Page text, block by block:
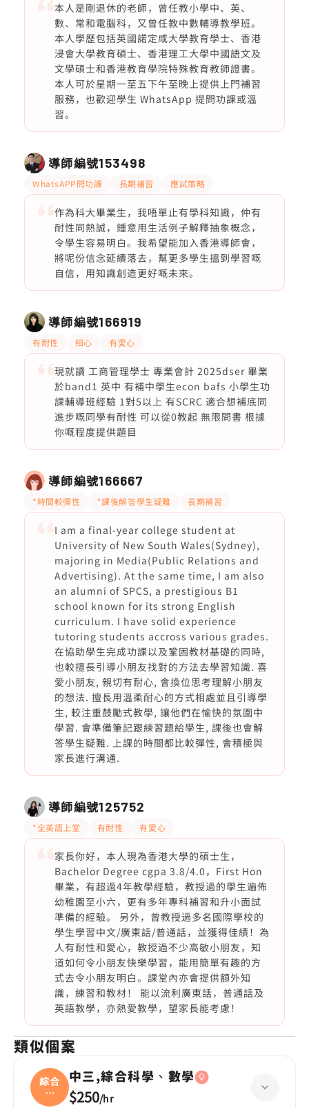
本人是剛退休的老師，曾任教小學中、英、
數、常和電腦科，又曾任教中數輔導教學班。
本人學歷包括英國諾定咸大學教育學士、香港
浸會大學教育碩士、香港理工大學中國語文及
文學碩士和香港教育學院特殊教育教師證書。
本人可於星期一至五下午至晚上提供上門補習
服務，也歡迎學生 WhatsApp 提問功課或溫
習。
導師編號153498
WhatsAPP問功課 長期補習 應試策略
作為科大畢業生，我唔單止有學科知識，仲有
耐性同熱誠，鍾意用生活例子解釋抽象概念，
令學生容易明白。我希望能加入香港導師會，
將呢份信念延續落去，幫更多學生搵到學習嘅
自信，用知識創造更好嘅未來。
導師編號166919
有耐性 細心 有愛心
現就讀 工商管理學士 專業會計 2025dser 畢業
於band1 英中 有補中學生econ bafs 小學生功
課輔導班經驗 1對5以上 有SCRC 適合想補底同
進步嘅同學有耐性 可以從0教起 無限問書 根據
你嘅程度提供題目
導師編號166667
*時間較彈性 *課後解答學生疑難 長期補習
I am a final-year college student at
University of New South Wales(Sydney),
majoring in Media(Public Relations and
Advertising). At the same time, I am also
an alumni of SPCS, a prestigious B1
school known for its strong English
curriculum. I have solid experience
tutoring students accross various grades.
在協助學生完成功課以及鞏固教材基礎的同時,
也較擅長引導小朋友找對的方法去學習知識. 喜
愛小朋友, 親切有耐心, 會換位思考理解小朋友
的想法. 擅長用溫柔耐心的方式相處並且引導學
生, 較注重鼓勵式教學, 讓他們在愉快的氛圍中
學習. 會準備筆記跟練習題給學生, 課後也會解
答學生疑難. 上課的時間都比較彈性, 會積極與
家長進行溝通.
導師編號125752
*全英語上堂 有耐性 有愛心
家長你好，本人現為香港大學的碩士生，
Bachelor Degree cgpa 3.8/4.0，First Hon
畢業，有超過4年教學經驗，教授過的學生遍佈
幼稚園至小六，更有多年專科補習和升小面試
準備的經驗。 另外，曾教授過多名國際學校的
學生學習中文/廣東話/普通話，並獲得佳績！為
人有耐性和愛心，教授過不少高敏小朋友，知
道如何令小朋友快樂學習，能用簡單有趣的方
式去令小朋友明白。課堂內亦會提供額外知
識，練習和教材！ 能以流利廣東話，普通話及
英語教學，亦熱愛教學，望家長能考慮！
類似個案
綜合
科
學、
中三,綜合科學、數學
$250/hr